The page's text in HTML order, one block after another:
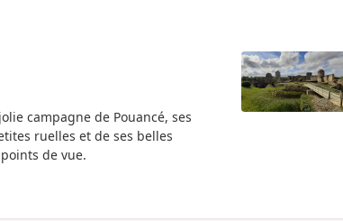
campagne de Pouancé, ses
ruelles et de ses belles
de vue.